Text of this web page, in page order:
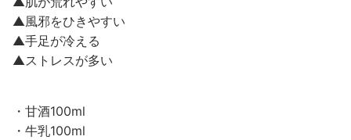
▲風邪をひきやすい
▲手足が冷える
▲ストレスが多い
・甘酒100ml
・牛乳100ml